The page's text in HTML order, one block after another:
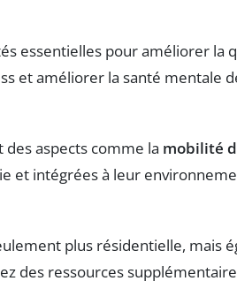
essentielles pour améliorer la
et améliorer la santé mentale
des aspects comme la mobilité
et intégrées à leur
plus résidentielle, mais
des ressources